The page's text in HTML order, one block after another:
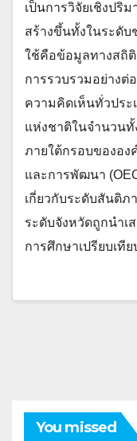
เป็นการวิจัยเชิงป
สร้างขึ้นทั้งในระดั
ใช้คือข้อมูลทางสถิติ
การรวบรวมอย่างต่
ความคิดเห็นทั่วประ
แห่งชาติในจำนวน
ภายใต้กรอบขององ
และการพัฒนา
เกี่ยวกับระดับสันติภ
ระดับจังหวัดถูกนำเ
การศึกษาเปรียบเที
You missed